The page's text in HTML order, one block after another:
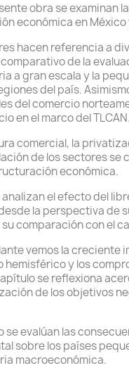
obra se examinan
económica en México
hacen referencia a
de la
a gran escala y la
del país.
del comercio
en el marco del TLCAN.
comercial, la
de los sectores se
económica.
el efecto del
la perspectiva de
comparación con el
vemos la creciente
hemisférico y los
se reflexiona
de los objetivos
se evalúan las
sobre los países
macroeconómica.